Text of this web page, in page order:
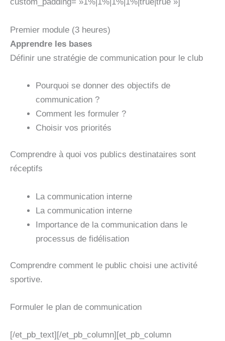
custom_padding= »1%|1%|1%|1%|true|true »]
Premier module (3 heures)
Apprendre les bases
Définir une stratégie de communication pour le club
Pourquoi se donner des objectifs de
communication ?
Comment les formuler ?
Choisir vos priorités
Comprendre à quoi vos publics destinataires sont
réceptifs
La communication interne
La communication interne
Importance de la communication dans le
processus de fidélisation
Comprendre comment le public choisi une activité
sportive.
Formuler le plan de communication
[/et_pb_text][/et_pb_column][et_pb_column